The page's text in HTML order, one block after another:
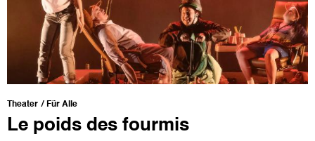
Theater Für Alle
Le poids des fourmis